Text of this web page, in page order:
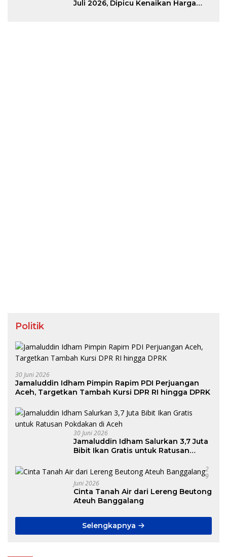
Juli 2026, Dipicu Kenaikan Harga
Politik
30 Juni 2026
Jamaluddin Idham Pimpin Rapim PDI Perjuangan
Aceh, Targetkan Tambah Kursi DPR RI hingga DPRK
30 Juni 2026
Jamaluddin Idham Salurkan 3,7 Juta
Bibit Ikan Gratis untuk Ratusan
2
9
Juni 2026
Cinta Tanah Air dari Lereng Beutong
Ateuh Banggalang
Selengkapnya